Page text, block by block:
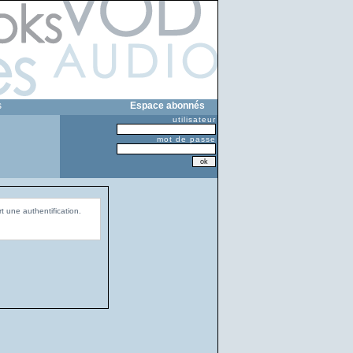
Espace abonnés
utilisateur
mot de passe
une authentification.